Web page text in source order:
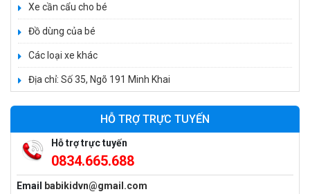
Xe cần cẩu cho bé
Đồ dùng của bé
Các loại xe khác
Địa chỉ: Số 35, Ngõ 191 Minh Khai
HỖ TRỢ TRỰC TUYẾN
Hỗ trợ trực tuyến
0834.665.688
Email babikidvn@gmail.com
Xe máy điện trẻ em vecpa XW02
Xe cần cẩu trẻ em KS-518
900.000 ₫
1.250.000 ₫
950.000 ₫